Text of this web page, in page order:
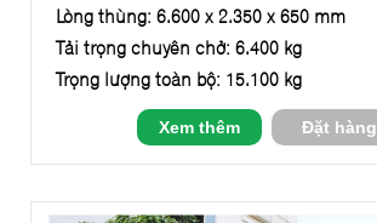
Lòng thùng: 6.600 x 2.350 x 650 mm
Tải trọng chuyên chở: 6.400 kg
Trọng lượng toàn bộ: 15.100 kg
Xem thêm Đặt hàng